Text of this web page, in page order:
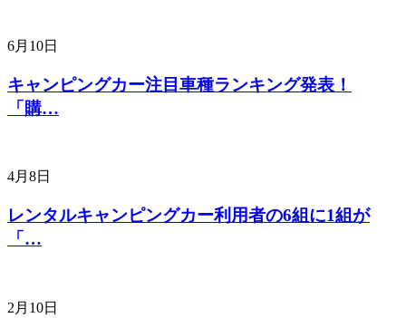
6月10日
キャンピングカー注目車種ランキング発表！
「購…
4月8日
レンタルキャンピングカー利用者の6組に1組が
「…
2月10日